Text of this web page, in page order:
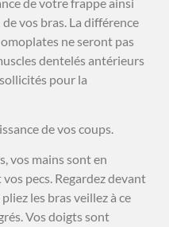
de vos bras. La différence
ne seront pas
dentelés antérieurs
pour la
de vos coups.
vos mains sont en
pecs. Regardez devant
les bras veillez à ce
Vos doigts sont